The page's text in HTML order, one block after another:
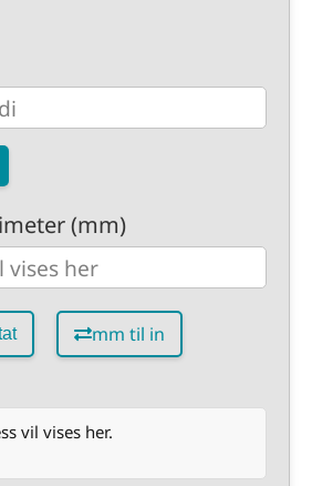
(mm)
mm til in
vil vises her.